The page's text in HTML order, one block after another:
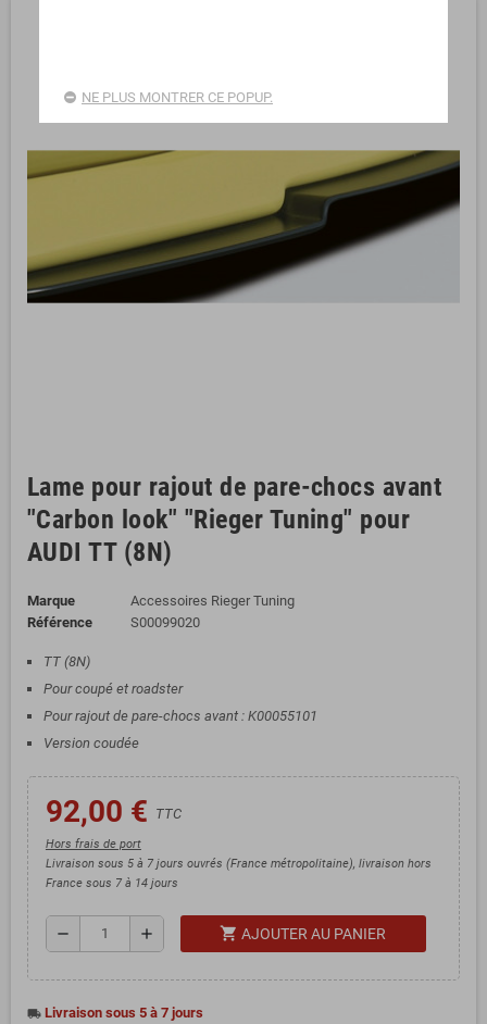
Lame pour rajout de pare-chocs avant
"Carbon look" "Rieger Tuning" pour
AUDI TT (8N)
Marque
Accessoires Rieger Tuning
Référence
S00099020
TT (8N)
Pour coupé et roadster
Pour rajout de pare-chocs avant : K00055101
Version coudée
92,00 € TTC
Hors frais de port
Livraison sous 5 à 7 jours ouvrés (France métropolitaine), livraison hors
France sous 7 à 14 jours
remove add shopping_cart AJOUTER AU PANIER
local_shipping Livraison sous 5 à 7 jours
NE PLUS MONTRER CE POPUP.